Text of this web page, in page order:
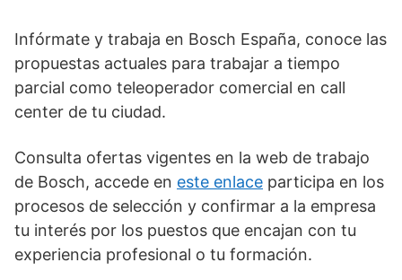
Infórmate y trabaja en Bosch España, conoce las
propuestas actuales para trabajar a tiempo
parcial como teleoperador comercial en call
center de tu ciudad.
Consulta ofertas vigentes en la web de trabajo
de Bosch, accede en este enlace participa en los
procesos de selección y confirmar a la empresa
tu interés por los puestos que encajan con tu
experiencia profesional o tu formación.